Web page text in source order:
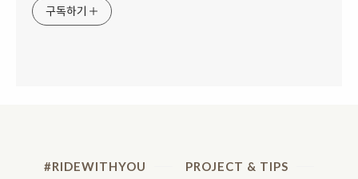
구독하기
#RIDEWITHYOU PROJECT & TIPS